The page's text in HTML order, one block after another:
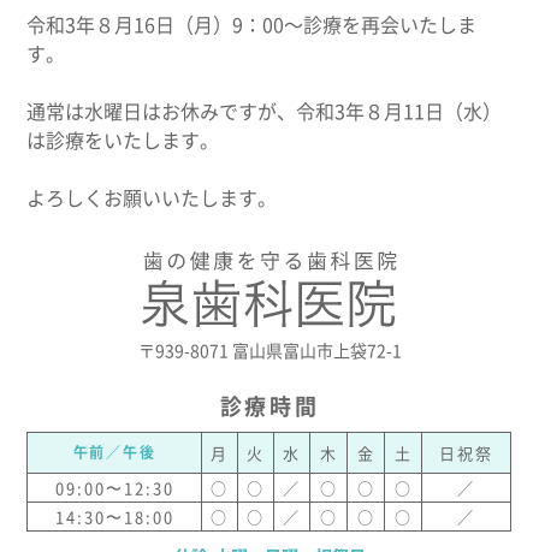
令和3年８月16日（月）9：00～診療を再会いたしま
す。
通常は水曜日はお休みですが、令和3年８月11日（水）
は診療をいたします。
よろしくお願いいたします。
〒939-8071 富山県富山市上袋72-1
診療時間
午前／午後 月 火 水 木 金 土
日祝祭
09:00〜12:30
○ ○ ／ ○ ○ ○
／
14:30〜18:00
○ ○ ／ ○ ○ ○ ／